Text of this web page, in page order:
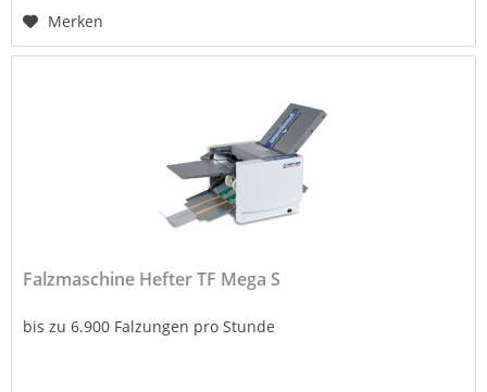
Merken
Falzmaschine Hefter TF Mega S
bis zu 6.900 Falzungen pro Stunde